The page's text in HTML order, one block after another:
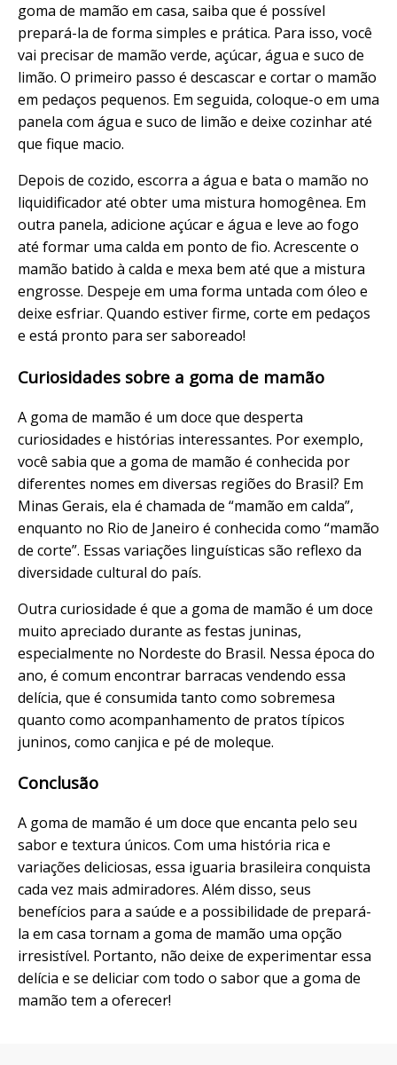
goma de mamão em casa, saiba que é possível
prepará-la de forma simples e prática. Para isso, você
vai precisar de mamão verde, açúcar, água e suco de
limão. O primeiro passo é descascar e cortar o mamão
em pedaços pequenos. Em seguida, coloque-o em uma
panela com água e suco de limão e deixe cozinhar até
que fique macio.
Depois de cozido, escorra a água e bata o mamão no
liquidificador até obter uma mistura homogênea. Em
outra panela, adicione açúcar e água e leve ao fogo
até formar uma calda em ponto de fio. Acrescente o
mamão batido à calda e mexa bem até que a mistura
engrosse. Despeje em uma forma untada com óleo e
deixe esfriar. Quando estiver firme, corte em pedaços
e está pronto para ser saboreado!
Curiosidades sobre a goma de mamão
A goma de mamão é um doce que desperta
curiosidades e histórias interessantes. Por exemplo,
você sabia que a goma de mamão é conhecida por
diferentes nomes em diversas regiões do Brasil? Em
Minas Gerais, ela é chamada de “mamão em calda”,
enquanto no Rio de Janeiro é conhecida como “mamão
de corte”. Essas variações linguísticas são reflexo da
diversidade cultural do país.
Outra curiosidade é que a goma de mamão é um doce
muito apreciado durante as festas juninas,
especialmente no Nordeste do Brasil. Nessa época do
ano, é comum encontrar barracas vendendo essa
delícia, que é consumida tanto como sobremesa
quanto como acompanhamento de pratos típicos
juninos, como canjica e pé de moleque.
Conclusão
A goma de mamão é um doce que encanta pelo seu
sabor e textura únicos. Com uma história rica e
variações deliciosas, essa iguaria brasileira conquista
cada vez mais admiradores. Além disso, seus
benefícios para a saúde e a possibilidade de prepará-
la em casa tornam a goma de mamão uma opção
irresistível. Portanto, não deixe de experimentar essa
delícia e se deliciar com todo o sabor que a goma de
mamão tem a oferecer!